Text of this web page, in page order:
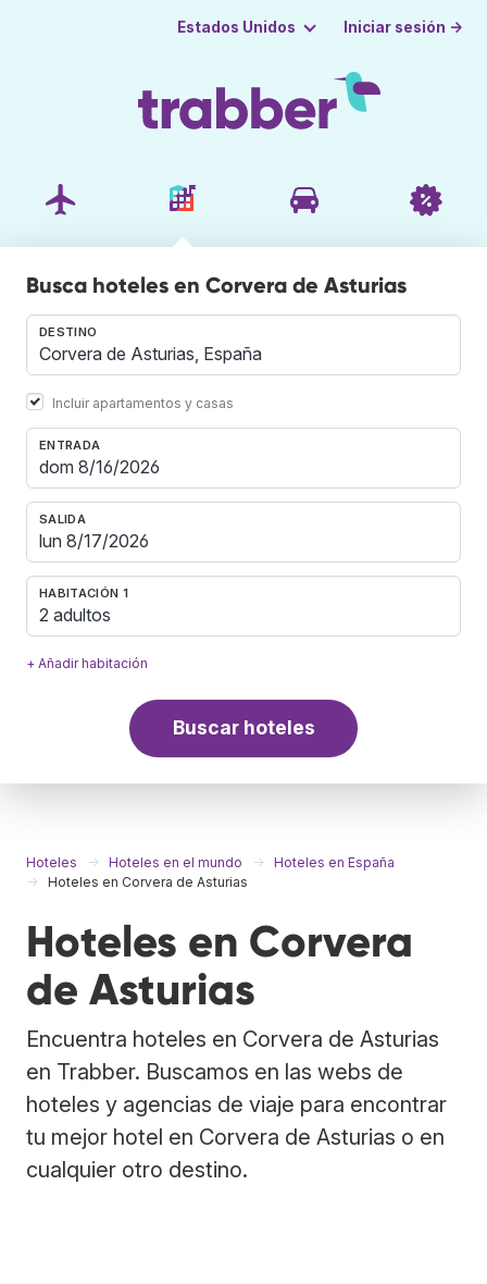
Estados Unidos Iniciar sesión →
Busca hoteles en Corvera de Asturias
DESTINO
Incluir apartamentos y casas
ENTRADA
SALIDA
HABITACIÓN 1
2 adultos
+ Añadir habitación
Buscar hoteles
Hoteles Hoteles en el mundo
Hoteles en España
Hoteles en Corvera de Asturias
Hoteles en Corvera
de Asturias
Encuentra hoteles en Corvera de Asturias
en Trabber. Buscamos en las webs de
hoteles y agencias de viaje para encontrar
tu mejor hotel en Corvera de Asturias o en
cualquier otro destino.